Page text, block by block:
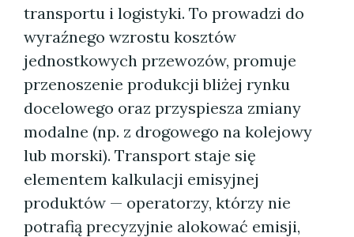
transportu i logistyki. To prowadzi do
wyraźnego wzrostu kosztów
jednostkowych przewozów, promuje
przenoszenie produkcji bliżej rynku
docelowego oraz przyspiesza zmiany
modalne (np. z drogowego na kolejowy
lub morski). Transport staje się
elementem kalkulacji emisyjnej
produktów — operatorzy, którzy nie
potrafią precyzyjnie alokować emisji,